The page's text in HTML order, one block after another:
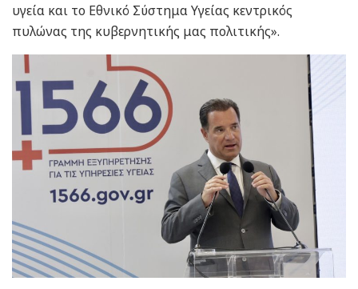
υγεία και το Εθνικό Σύστημα Υγείας κεντρικός
πυλώνας της κυβερνητικής μας πολιτικής».